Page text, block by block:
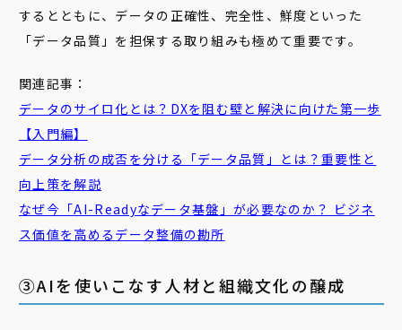
するとともに、データの正確性、完全性、鮮度といった
「データ品質」を担保する取り組みも極めて重要です。
関連記事：
データのサイロ化とは？DXを阻む壁と解決に向けた第一歩
【入門編】
データ分析の成否を分ける「データ品質」とは？重要性と
向上策を解説
なぜ今「AI-Readyなデータ基盤」が必要なのか？ ビジネ
ス価値を高める データ整備の勘所
③AIを使いこなす人材と組織文化の醸成